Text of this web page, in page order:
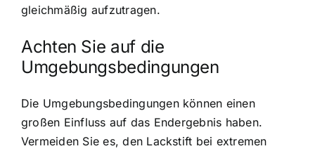
gleichmäßig aufzutragen.
Achten Sie auf die
Umgebungsbedingungen
Die Umgebungsbedingungen können einen
großen Einfluss auf das Endergebnis haben.
Vermeiden Sie es, den Lackstift bei extremen